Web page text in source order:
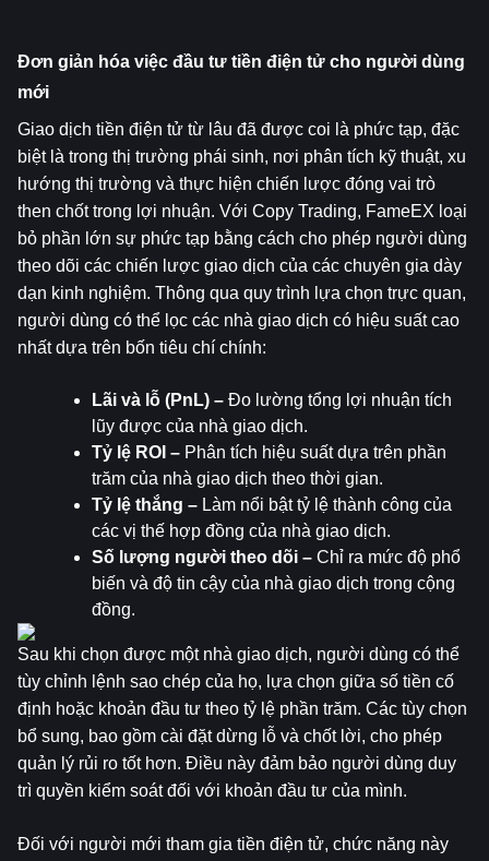
Đơn giản hóa việc đầu tư tiền điện tử cho người dùng
mới
Giao dịch tiền điện tử từ lâu đã được coi là phức tạp, đặc
biệt là trong thị trường phái sinh, nơi phân tích kỹ thuật, xu
hướng thị trường và thực hiện chiến lược đóng vai trò
then chốt trong lợi nhuận. Với Copy Trading, FameEX loại
bỏ phần lớn sự phức tạp bằng cách cho phép người dùng
theo dõi các chiến lược giao dịch của các chuyên gia dày
dạn kinh nghiệm. Thông qua quy trình lựa chọn trực quan,
người dùng có thể lọc các nhà giao dịch có hiệu suất cao
nhất dựa trên bốn tiêu chí chính:
Lãi và lỗ (PnL) – Đo lường tổng lợi nhuận tích
lũy được của nhà giao dịch.
Tỷ lệ ROI – Phân tích hiệu suất dựa trên phần
trăm của nhà giao dịch theo thời gian.
Tỷ lệ thắng – Làm nổi bật tỷ lệ thành công của
các vị thế hợp đồng của nhà giao dịch.
Số lượng người theo dõi – Chỉ ra mức độ phổ
biến và độ tin cậy của nhà giao dịch trong cộng
đồng.
Sau khi chọn được một nhà giao dịch, người dùng có thể
tùy chỉnh lệnh sao chép của họ, lựa chọn giữa số tiền cố
định hoặc khoản đầu tư theo tỷ lệ phần trăm. Các tùy chọn
bổ sung, bao gồm cài đặt dừng lỗ và chốt lời, cho phép
quản lý rủi ro tốt hơn. Điều này đảm bảo người dùng duy
trì quyền kiểm soát đối với khoản đầu tư của mình.
Đối với người mới tham gia tiền điện tử, chức năng này